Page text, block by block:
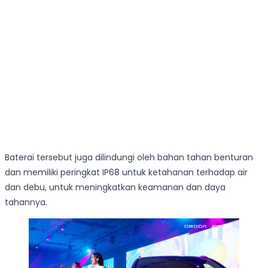
Baterai tersebut juga dilindungi oleh bahan tahan benturan
dan memiliki peringkat IP68 untuk ketahanan terhadap air
dan debu, untuk meningkatkan keamanan dan daya
tahannya.